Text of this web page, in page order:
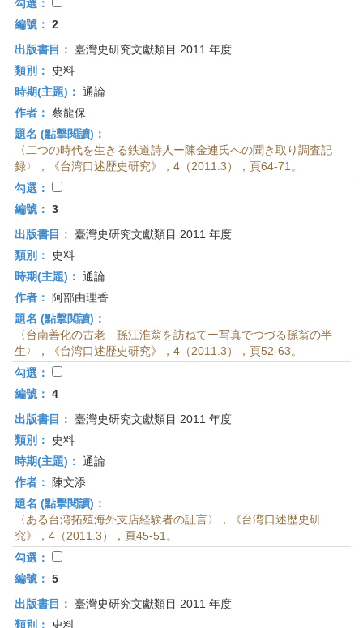
勾選：
編號： 2
出版書目： 臺灣史研究文獻類目 2011 年度
類別：
史料
時期(主題)： 通論
作者： 蔡龍保
題名 (點擊閱讀)：
〈二つの時代を生きる鉄道詩人ー陳金連氏への聞き取り調査記
録〉，《台湾口述歴史研究》，4（2011.3），頁64-71。
勾選：
編號： 3
出版書目： 臺灣史研究文獻類目 2011 年度
類別：
史料
時期(主題)： 通論
作者：
阿部由理香
題名 (點擊閱讀)：
〈台南善化の古老 孫江淮翁を訪ねてー写真でつづる孫翁の半
生〉，《台湾口述歴史研究》，4（2011.3），頁52-63。
勾選：
編號： 4
出版書目： 臺灣史研究文獻類目 2011 年度
類別：
史料
時期(主題)： 通論
作者：
陳文添
題名 (點擊閱讀)：
〈ある台湾拓殖海外支店経験者の証言〉，《台湾口述歴史研
究》，4（2011.3），頁45-51。
勾選：
編號： 5
出版書目： 臺灣史研究文獻類目 2011 年度
類別：
史料